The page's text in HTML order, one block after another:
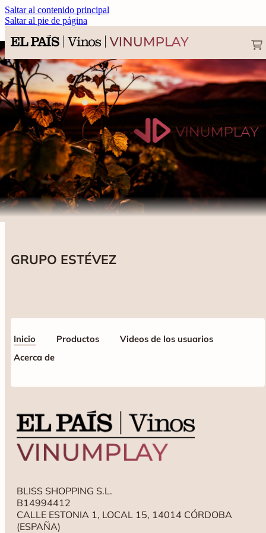
Saltar al contenido principal
Saltar al pie de página
GRUPO ESTÉVEZ
Inicio Productos
Videos de los usuarios
Acerca de
BLISS SHOPPING S.L.
B14994412
CALLE ESTONIA 1, LOCAL 15, 14014 CÓRDOBA
(ESPAÑA)